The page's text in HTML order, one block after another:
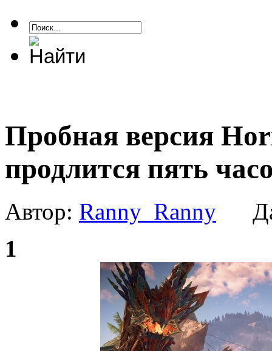
Пробная версия
продлится пять
Автор: Ranny_Ranny
1